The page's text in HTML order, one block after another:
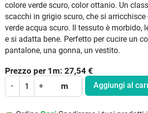
colore verde scuro, color ottanio. Un
scacchi in grigio scuro, che si
verde acqua scuro. Il tessuto è morbido,
e si adatta bene. Perfetto per cucire un
pantalone, una gonna, un vestito.
Prezzo per 1 m: 27,54 €
- + m Aggiungi al